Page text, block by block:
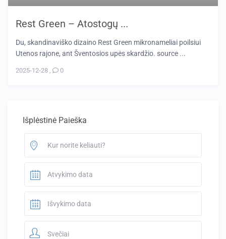
Rest Green – Atostogų ...
Du, skandinaviško dizaino Rest Green mikronameliai poilsiui
Utenos rajone, ant Šventosios upės skardžio. source ...
2025-12-28 , 0
Išplėstinė Paieška
Svečiai